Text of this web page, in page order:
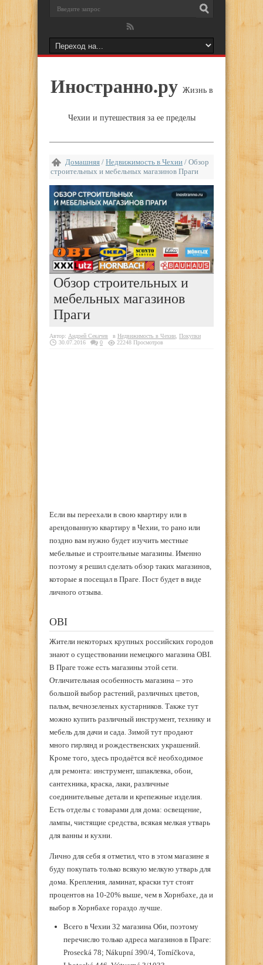
Иностранно.ру Жизнь в
Чехии и путешествия за ее пределы
Домашняя / Недвижимость в Чехии / Обзор
строительных и мебельных магазинов Праги
Обзор строительных и
мебельных магазинов
Праги
Автор: Андрей Секачев в Недвижимость в Чехии Покупки
30.07.2016
0 22248 Просмотров
Если вы переехали в свою квартиру или в
арендованную квартиру в Чехии, то рано или
поздно вам нужно будет изучить местные
мебельные и строительные магазины. Именно
поэтому я решил сделать обзор таких магазинов,
которые я посещал в Праге. Пост будет в виде
личного отзыва.
OBI
Жители некоторых крупных российских городов
знают о существовании немецкого магазина OBI.
В Праге тоже есть магазины этой сети.
Отличительная особенность магазина – это
большой выбор растений, различных цветов,
пальм, вечнозеленых кустарников. Также тут
можно купить различный инструмент, технику и
мебель для дачи и сада. Зимой тут продают
много гирлянд и рождественских украшений.
Кроме того, здесь продаётся всё необходимое
для ремонта: инструмент, шпаклевка, обои,
сантехника, краска, лаки, различные
соединительные детали и крепежные изделия.
Есть отделы с товарами для дома: освещение,
лампы, чистящие средства, всякая мелкая утварь
для ванны и кухни.
Лично для себя я отметил, что в этом магазине я
буду покупать только всякую мелкую утварь для
дома. Крепления, ламинат, краски тут стоят
процентов на 10-20% выше, чем в Хорнбахе, да и
выбор в Хорнбахе гораздо лучше.
Всего в Чехии 32 магазина Оби, поэтому
перечислю только адреса магазинов в Праге:
Prosecká 78; Nákupní 390/4, Tomíčkova,